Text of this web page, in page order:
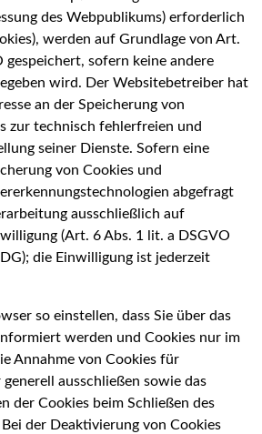
des Webpublikums) erforderlich
werden auf Grundlage von Art.
gespeichert, sofern keine andere
wird. Der Websitebetreiber hat
an der Speicherung von
zur technisch fehlerfreien und
seiner Dienste. Sofern eine
von Cookies und
abgefragt
ausschließlich auf
(Art. 6 Abs. 1 lit. a DSGVO
die Einwilligung ist jederzeit
so einstellen, dass Sie über das
werden und Cookies nur im
Annahme von Cookies für
ausschließen sowie das
der Cookies beim Schließen des
der Deaktivierung von Cookies